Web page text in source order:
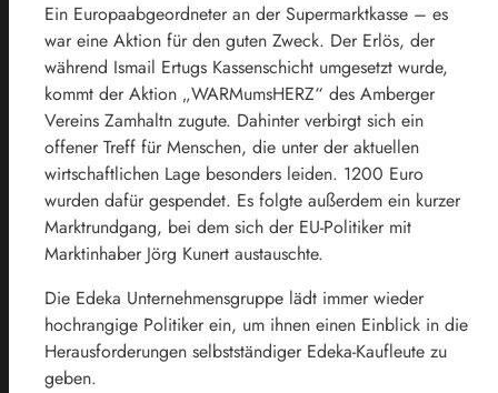
Ein Europaabgeordneter an der Supermarktkasse – es
war eine Aktion für den guten Zweck. Der Erlös, der
während Ismail Ertugs Kassenschicht umgesetzt wurde,
kommt der Aktion „WARMumsHERZ“ des Amberger
Vereins Zamhaltn zugute. Dahinter verbirgt sich ein
offener Treff für Menschen, die unter der aktuellen
wirtschaftlichen Lage besonders leiden. 1200 Euro
wurden dafür gespendet. Es folgte außerdem ein kurzer
Marktrundgang, bei dem sich der EU-Politiker mit
Marktinhaber Jörg Kunert austauschte.
Die Edeka Unternehmensgruppe lädt immer wieder
hochrangige Politiker ein, um ihnen einen Einblick in die
Herausforderungen selbstständiger Edeka-Kaufleute zu
geben.